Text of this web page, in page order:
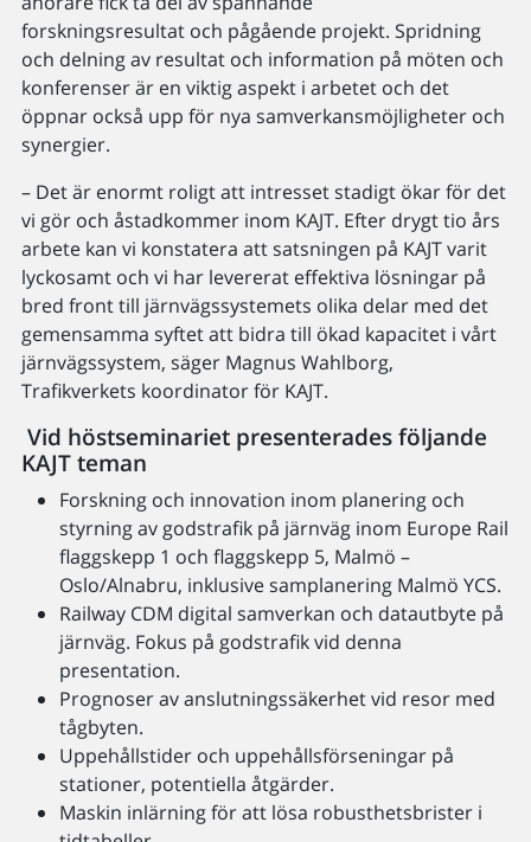
forskningsresultat och pågående projekt. Spridning
och delning av resultat och information på möten och
konferenser är en viktig aspekt i arbetet och det
öppnar också upp för nya samverkansmöjligheter och
synergier.
– Det är enormt roligt att intresset stadigt ökar för det
vi gör och åstadkommer inom KAJT. Efter drygt tio års
arbete kan vi konstatera att satsningen på KAJT varit
lyckosamt och vi har levererat effektiva lösningar på
bred front till järnvägssystemets olika delar med det
gemensamma syftet att bidra till ökad kapacitet i vårt
järnvägssystem, säger Magnus Wahlborg,
Trafikverkets koordinator för KAJT.
Vid höstseminariet presenterades följande
KAJT teman
Forskning och innovation inom planering och
styrning av godstrafik på järnväg inom Europe Rail
flaggskepp 1 och flaggskepp 5, Malmö –
Oslo/Alnabru, inklusive samplanering Malmö YCS.
Railway CDM digital samverkan och datautbyte på
järnväg. Fokus på godstrafik vid denna
presentation.
Prognoser av anslutningssäkerhet vid resor med
tågbyten.
Uppehållstider och uppehållsförseningar på
stationer, potentiella åtgärder.
Maskin inlärning för att lösa robusthetsbrister i